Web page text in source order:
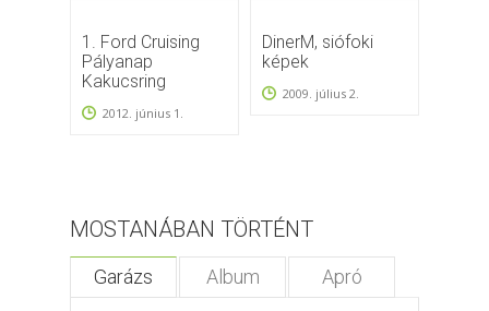
1. Ford Cruising
Pályanap
Kakucsring
2012. június 1.
DinerM, siófoki
képek
2009. július 2.
MOSTANÁBAN TÖRTÉNT
Garázs Album Apró